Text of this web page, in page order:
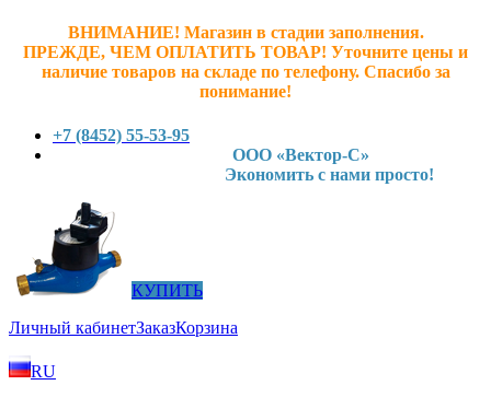
ВНИМАНИЕ! Магазин в стадии заполнения.
ПРЕЖДЕ, ЧЕМ ОПЛАТИТЬ ТОВАР! Уточните цены и
наличие товаров на складе по телефону. Спасибо за
понимание!
+7 (8452) 55-53-95
ООО «Вектор-С»
Экономить с нами просто!
КУПИТЬ
Личный кабинетЗаказКорзина
RU